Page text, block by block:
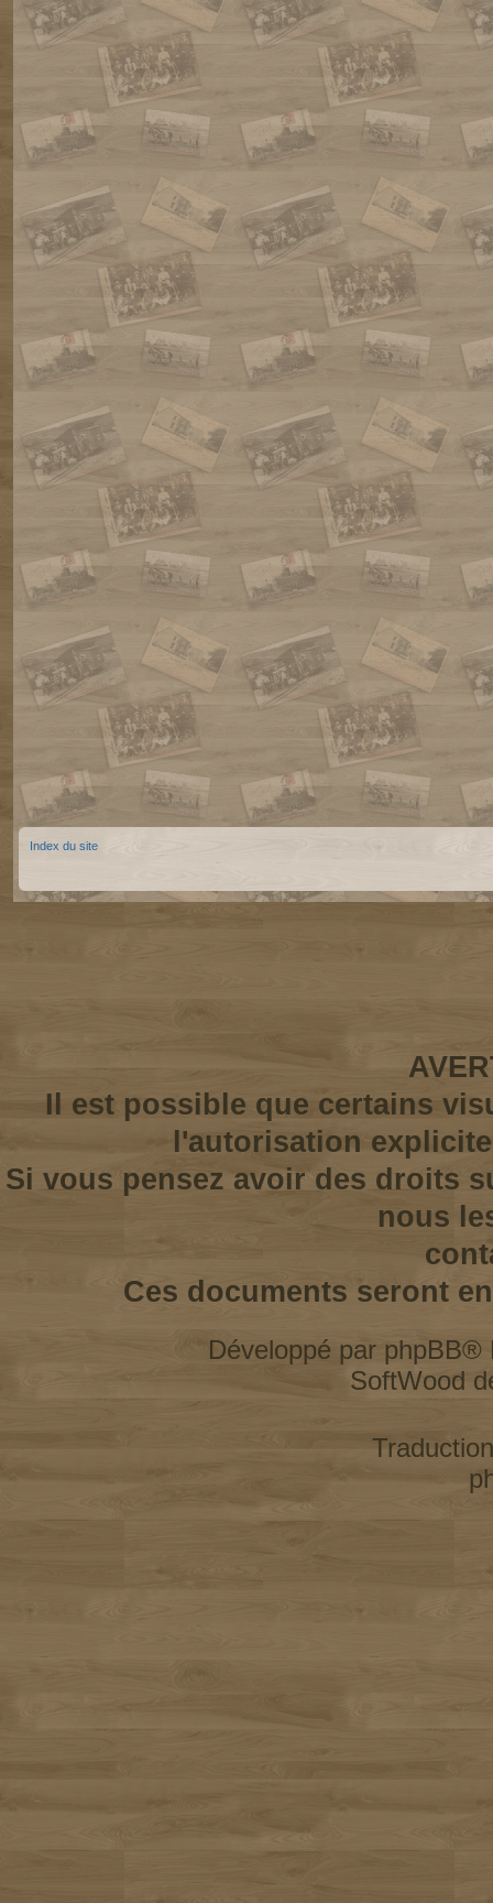
Index du site
Il est possible que certains
l'autorisation
Si vous pensez avoir des droits
nous
Ces documents seront
Développé par phpBB®
SoftWood